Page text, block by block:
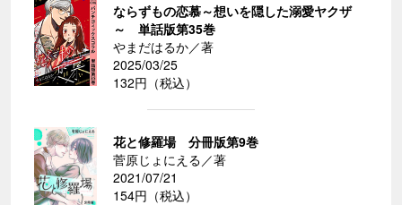
ならずもの恋慕～想いを隠した溺愛ヤクザ
～ 単話版第35巻
やまだはるか／著
2025/03/25
132円（税込）
花と修羅場 分冊版第9巻
菅原じょにえる／著
2021/07/21
154円（税込）